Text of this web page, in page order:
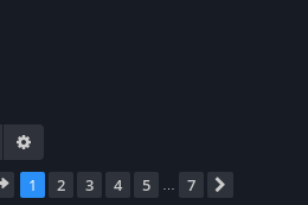
Rechercher
Page 1sur7
1 2 3 4 5 7